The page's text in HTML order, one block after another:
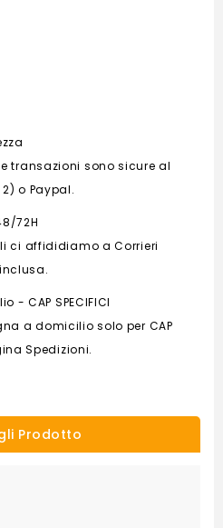
transazioni sono sicure al
o Paypal.
72H
ci affididiamo a Corrieri
- CAP SPECIFICI
a domicilio solo per CAP
Spedizioni.
Prodotto